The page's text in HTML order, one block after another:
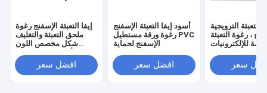
إيفا التعبئة الإسفنج رغوة
ملحق التعبئة والتغليف
شكل مخصص اللون
افضل سعر
أسود إيفا التعبئة الإسفنج
رغوة ورقة مستطيل PVC
الإسفنج لحماية
افضل سعر
التعبئة الترويجية
، رغوة التعبئة
للإلكترونيات
سعر